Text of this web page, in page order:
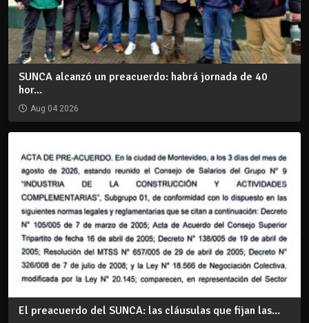
SUNCA alcanzó un preacuerdo: habrá jornada de 40
hor...
Aug 04 2026
El preacuerdo del SUNCA: las cláusulas que fijan las...